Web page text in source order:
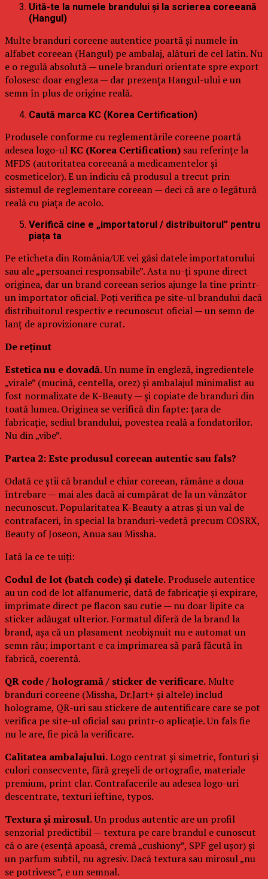
Uită-te la numele brandului și la scrierea coreeană
(Hangul)
Multe branduri coreene autentice poartă și numele în
alfabet coreean (Hangul) pe ambalaj, alături de cel latin. Nu
e o regulă absolută — unele branduri orientate spre export
folosesc doar engleza — dar prezența Hangul-ului e un
semn în plus de origine reală.
Caută marca KC (Korea Certification)
Produsele conforme cu reglementările coreene poartă
adesea logo-ulKC (Korea Certification) sau referințe la
MFDS (autoritatea coreeană a medicamentelor și
cosmeticelor). E un indiciu că produsul a trecut prin
sistemul de reglementare coreean — deci că are o legătură
reală cu piața de acolo.
Verifică cine e „importatorul / distribuitorul” pentru
piața ta
Pe eticheta din România/UE vei găsi datele importatorului
sau ale „persoanei responsabile”. Asta nu-ți spune direct
originea, dar un brand coreean serios ajunge la tine printr-
un importator oficial. Poți verifica pe site-ul brandului dacă
distribuitorul respectiv e recunoscut oficial — un semn de
lanț de aprovizionare curat.
De reținut
Estetica nu e dovadă.Un nume în engleză, ingredientele
„virale” (mucină, centella, orez) și ambalajul minimalist au
fost normalizate de K-Beauty — și copiate de branduri din
toată lumea. Originea se verifică din fapte: țara de
fabricație, sediul brandului, povestea reală a fondatorilor.
Nu din „vibe”.
Partea 2: Este produsul coreean autentic sau fals?
Odată ce știi că brandul e chiar coreean, rămâne a doua
întrebare — mai ales dacă ai cumpărat de la un vânzător
necunoscut. Popularitatea K-Beauty a atras și un val de
contrafaceri, în special la branduri-vedetă precum COSRX,
Beauty of Joseon, Anua sau Missha.
Iată la ce te uiți:
Codul de lot (batch code) și datele.Produsele autentice
au un cod de lot alfanumeric, dată de fabricație și expirare,
imprimate direct pe flacon sau cutie — nu doar lipite ca
sticker adăugat ulterior. Formatul diferă de la brand la
brand, așa că un plasament neobișnuit nu e automat un
semn rău; important e ca imprimarea să pară făcută în
fabrică, coerentă.
QR code / hologramă / sticker de verificare.Multe
branduri coreene (Missha, Dr.Jart+ și altele) includ
holograme, QR-uri sau stickere de autentificare care se pot
verifica pe site-ul oficial sau printr-o aplicație. Un fals fie
nu le are, fie pică la verificare.
Calitatea ambalajului.Logo centrat și simetric, fonturi și
culori consecvente, fără greșeli de ortografie, materiale
premium, print clar. Contrafacerile au adesea logo-uri
descentrate, texturi ieftine, typos.
Textura și mirosul.Un produs autentic are un profil
senzorial predictibil — textura pe care brandul e cunoscut
că o are (esență apoasă, cremă „cushiony”, SPF gel ușor) și
un parfum subtil, nu agresiv. Dacă textura sau mirosul „nu
se potrivesc”, e un semnal.